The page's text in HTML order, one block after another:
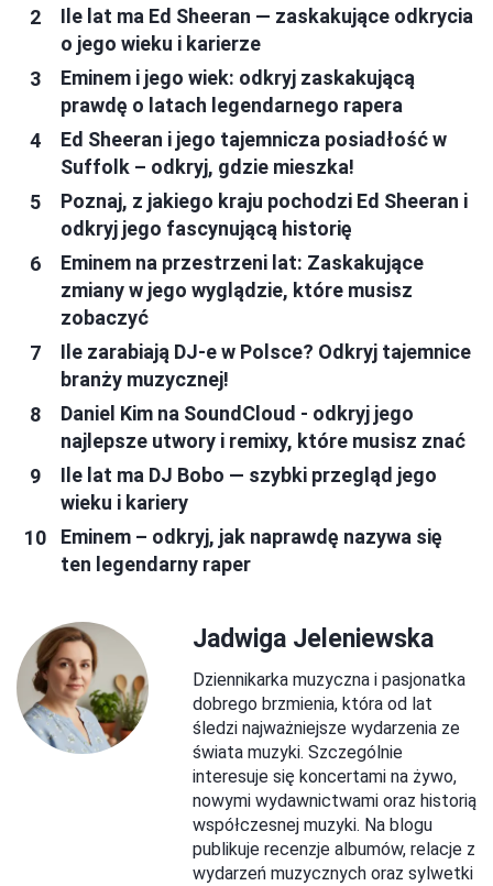
Ile lat ma Ed Sheeran — zaskakujące odkrycia
o jego wieku i karierze
Eminem i jego wiek: odkryj zaskakującą
prawdę o latach legendarnego rapera
Ed Sheeran i jego tajemnicza posiadłość w
Suffolk – odkryj, gdzie mieszka!
Poznaj, z jakiego kraju pochodzi Ed Sheeran i
odkryj jego fascynującą historię
Eminem na przestrzeni lat: Zaskakujące
zmiany w jego wyglądzie, które musisz
zobaczyć
Ile zarabiają DJ-e w Polsce? Odkryj tajemnice
branży muzycznej!
Daniel Kim na SoundCloud - odkryj jego
najlepsze utwory i remixy, które musisz znać
Ile lat ma DJ Bobo — szybki przegląd jego
wieku i kariery
Eminem – odkryj, jak naprawdę nazywa się
ten legendarny raper
Jadwiga Jeleniewska
Dziennikarka muzyczna i pasjonatka
dobrego brzmienia, która od lat
śledzi najważniejsze wydarzenia ze
świata muzyki. Szczególnie
interesuje się koncertami na żywo,
nowymi wydawnictwami oraz historią
współczesnej muzyki. Na blogu
publikuje recenzje albumów, relacje z
wydarzeń muzycznych oraz sylwetki